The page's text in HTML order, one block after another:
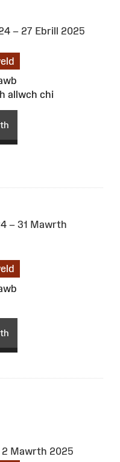
– 27 Ebrill 2025
allwch chi
– 31 Mawrth
2 Mawrth 2025